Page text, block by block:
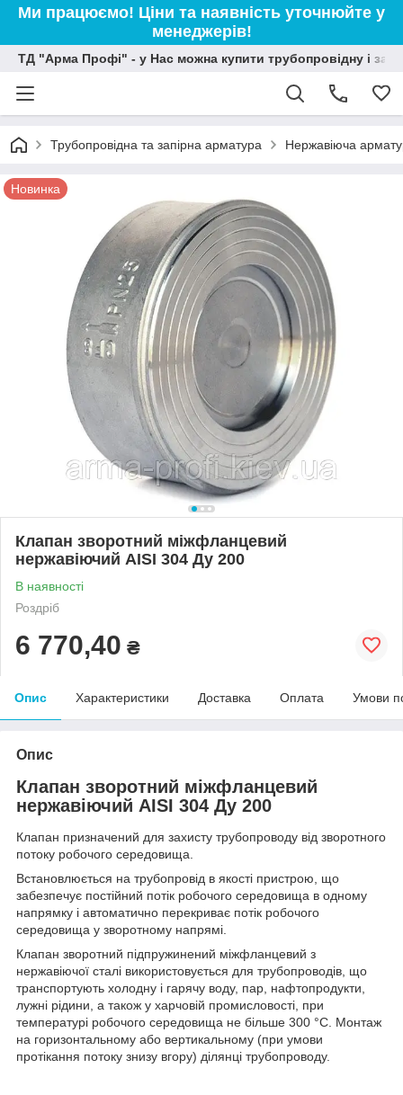
Ми працюємо! Ціни та наявність уточнюйте у
менеджерів!
ТД "Арма Профі" - у Нас можна купити трубопровідну і
Трубопровідна та запірна арматура Нержавіюча
Новинка
Клапан зворотний міжфланцевий
нержавіючий AISI 304 Ду 200
В наявності
Роздріб
6 770,40 ₴
Опис Характеристики Доставка Оплата Умови
Опис
Клапан зворотний міжфланцевий
нержавіючий AISI 304 Ду 200
Клапан призначений для захисту трубопроводу від зворотного
потоку робочого середовища.
Встановлюється на трубопровід в якості пристрою, що
забезпечує постійний потік робочого середовища в одному
напрямку і автоматично перекриває потік робочого
середовища у зворотному напрямі.
Клапан зворотний підпружинений міжфланцевий з
нержавіючої сталі використовується для трубопроводів, що
транспортують холодну і гарячу воду, пар, нафтопродукти,
лужні рідини, а також у харчовій промисловості, при
температурі робочого середовища не більше 300 °C. Монтаж
на горизонтальному або вертикальному (при умови
протікання потоку знизу вгору) ділянці трубопроводу.